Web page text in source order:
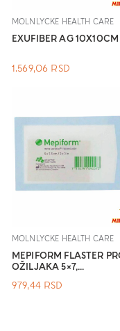
MOLNLYCKE HEALTH CARE
EXUFIBER AG 10X10CM
1.569,06 RSD
MOLNLYCKE HEALTH CARE
MEPIFORM FLASTER
OŽILJAKA 5×7,...
979,44 RSD